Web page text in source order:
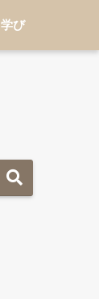
学び